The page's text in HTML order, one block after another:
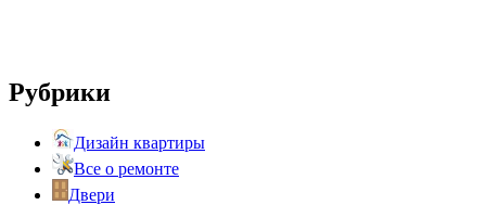
Рубрики
Дизайн квартиры
Все о ремонте
Двери